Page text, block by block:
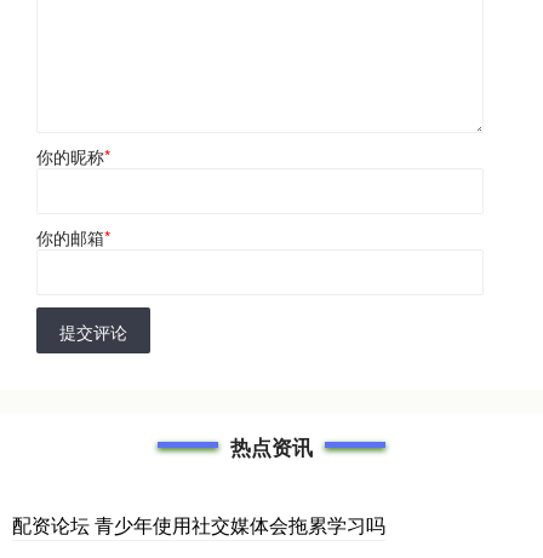
你的昵称*
你的邮箱*
提交评论
热点资讯
配资论坛 青少年使用社交媒体会拖累学习吗